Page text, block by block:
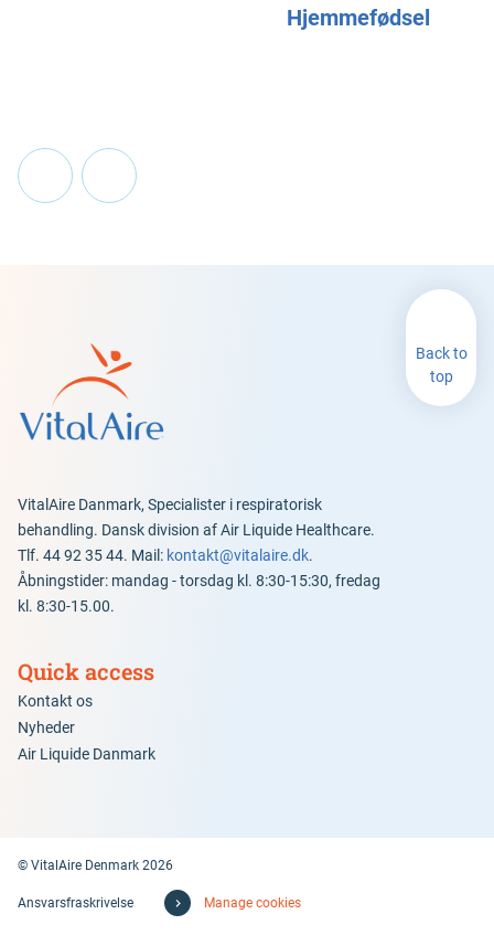
Hjemmefødsel
VitalAire Danmark, Specialister i respiratorisk
behandling. Dansk division af Air Liquide Healthcare.
Tlf. 44 92 35 44. Mail: kontakt@vitalaire.dk.
Åbningstider: mandag - torsdag kl. 8:30-15:30, fredag
kl. 8:30-15.00.
Quick access
Kontakt os
Nyheder
Air Liquide Danmark
Back to
top
© VitalAire Denmark 2026
Ansvarsfraskrivelse Manage cookies